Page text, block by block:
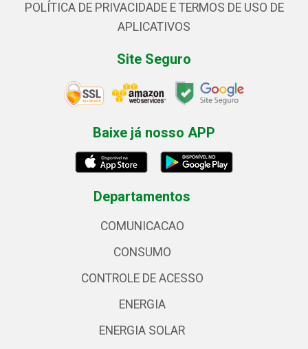
POLÍTICA DE PRIVACIDADE E TERMOS DE USO DE
APLICATIVOS
Site Seguro
Baixe já nosso APP
Departamentos
COMUNICACAO
CONSUMO
CONTROLE DE ACESSO
ENERGIA
ENERGIA SOLAR